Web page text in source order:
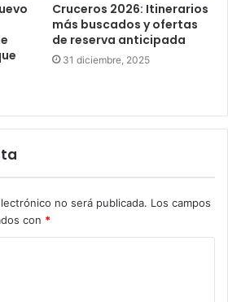
Cruceros 2026: Itinerarios
más buscados y ofertas
de reserva anticipada
31 diciembre, 2025
no será publicada. Los campos
con *